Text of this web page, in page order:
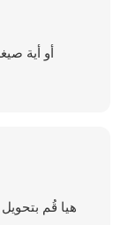
هيا قُم